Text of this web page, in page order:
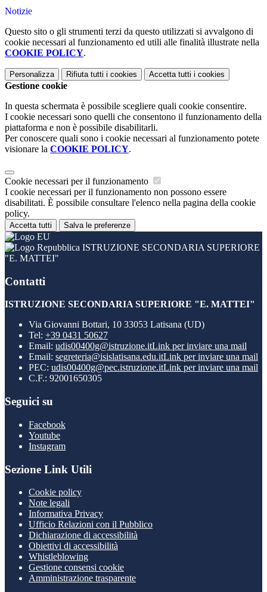
Notizie
Questo sito o gli strumenti terzi da questo utilizzati si avvalgono di
cookie necessari al funzionamento ed utili alle finalità illustrate nella
COOKIE POLICY.
Personalizza Rifiuta tutti i cookies Accetta tutti i cookies
Gestione cookie
In questa schermata è possibile scegliere quali cookie consentire.
I cookie necessari sono quelli che consentono il funzionamento della
piattaforma e non è possibile disabilitarli.
Per conoscere quali sono i cookie necessari al funzionamento potete
visionare la COOKIE POLICY.
Cookie necessari per il funzionamento
I cookie necessari per il funzionamento non possono essere
disabilitati. È possibile consultare l'elenco nella pagina della cookie
policy.
Accetta tutti Salva le preferenze
ISTRUZIONE SECONDARIA SUPERIORE
"E. MATTEI"
Contatti
ISTRUZIONE SECONDARIA SUPERIORE "E. MATTEI"
Via Giovanni Bottari, 10 33053 Latisana (UD)
Tel: +39 0431 50627
Email: udis00400g@istruzione.itLink per inviare una mail
Email: segreteria@isislatisana.edu.itLink per inviare una mail
PEC: udis00400g@pec.istruzione.itLink per inviare una mail
C.F.: 92001650305
Seguici su
Facebook
Youtube
Instagram
Sezione Link Utili
Cookie policy
Note legali
Informativa Privacy
Ufficio Relazioni con il Pubblico
Dichiarazione di accessibilità
Obiettivi di accessibilità
Whistleblowing
Gestione consensi cookie
Amministrazione trasparente